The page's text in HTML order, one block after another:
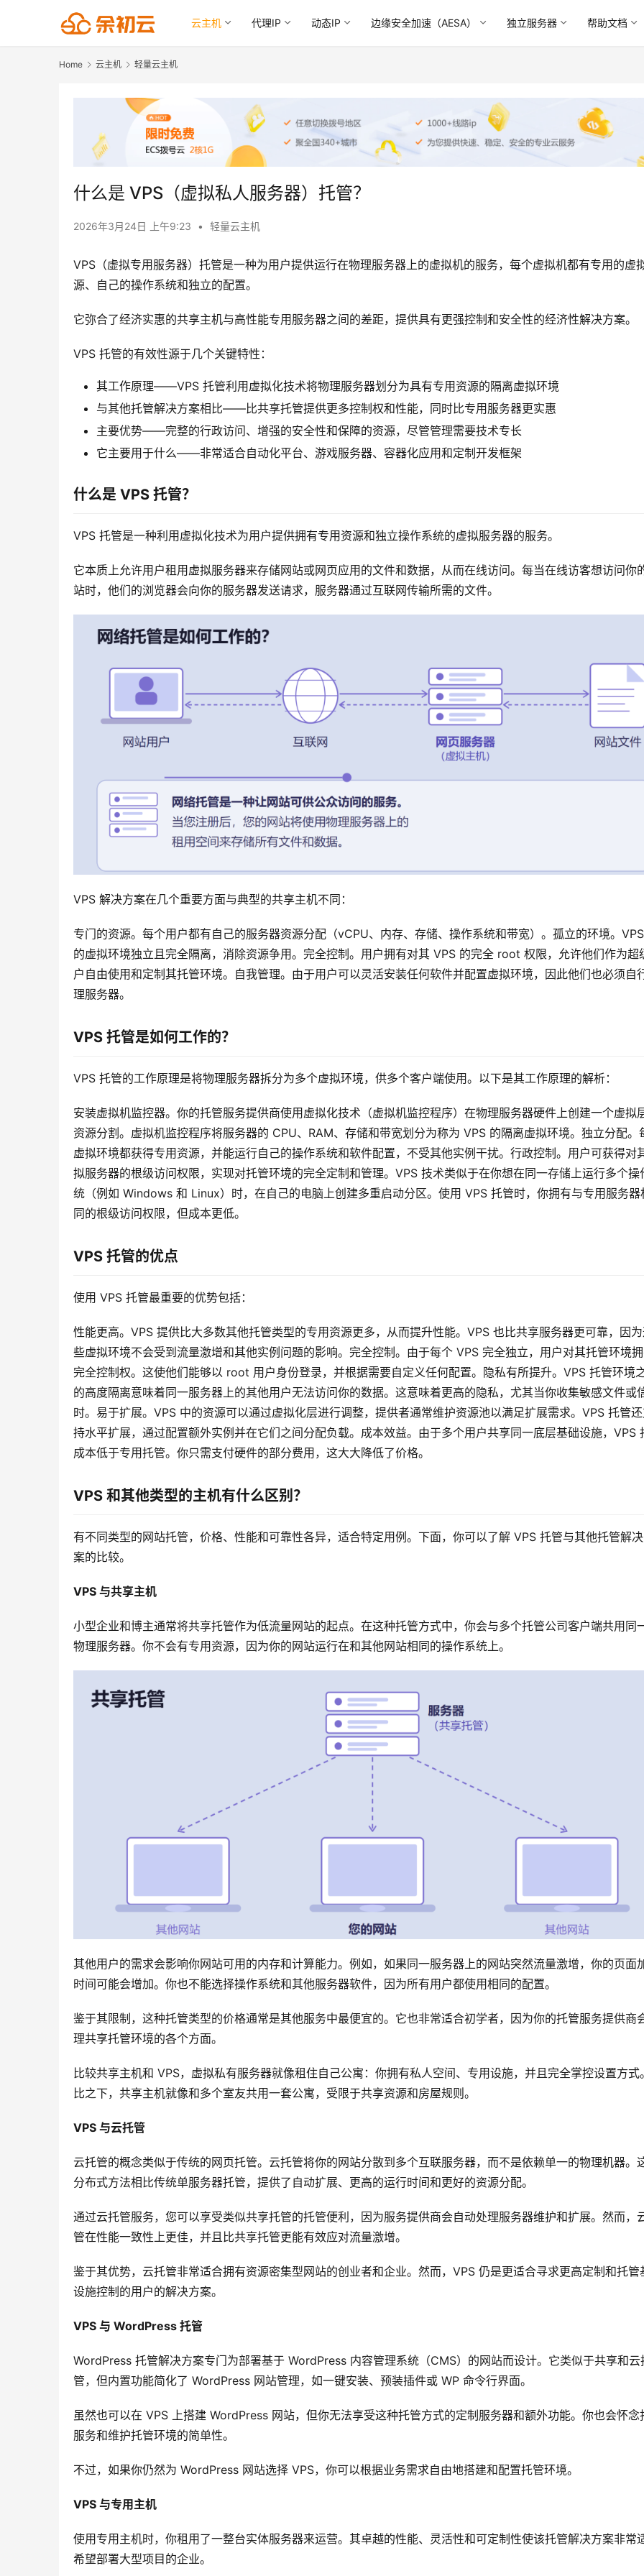
云主机 代理IP 动态IP 边缘安全加速（AESA） 独立服务器 帮助文档
Home 云主机 轻量云主机
什么是 VPS（虚拟私人服务器）托管？
2026年3月24日 上午9:23 • 轻量云主机
VPS（虚拟专用服务器）托管是一种为用户提供运行在物理服务器上的虚拟机的服务，每个虚拟机都有专用的虚
源、自己的操作系统和独立的配置。
它弥合了经济实惠的共享主机与高性能专用服务器之间的差距，提供具有更强控制和安全性的经济性解决方案。
VPS 托管的有效性源于几个关键特性：
其工作原理——VPS 托管利用虚拟化技术将物理服务器划分为具有专用资源的隔离虚拟环境
与其他托管解决方案相比——比共享托管提供更多控制权和性能，同时比专用服务器更实惠
主要优势——完整的行政访问、增强的安全性和保障的资源，尽管管理需要技术专长
它主要用于什么——非常适合自动化平台、游戏服务器、容器化应用和定制开发框架
什么是 VPS 托管？
VPS 托管是一种利用虚拟化技术为用户提供拥有专用资源和独立操作系统的虚拟服务器的服务。
它本质上允许用户租用虚拟服务器来存储网站或网页应用的文件和数据，从而在线访问。每当在线访客想访问你
站时，他们的浏览器会向你的服务器发送请求，服务器通过互联网传输所需的文件。
VPS 解决方案在几个重要方面与典型的共享主机不同：
专门的资源。每个用户都有自己的服务器资源分配（vCPU、内存、存储、操作系统和带宽）。孤立的环境。
的虚拟环境独立且完全隔离，消除资源争用。完全控制。用户拥有对其 VPS 的完全 root 权限，允许他们作为超
户自由使用和定制其托管环境。自我管理。由于用户可以灵活安装任何软件并配置虚拟环境，因此他们也必须自
理服务器。
VPS 托管是如何工作的？
VPS 托管的工作原理是将物理服务器拆分为多个虚拟环境，供多个客户端使用。以下是其工作原理的解析：
安装虚拟机监控器。你的托管服务提供商使用虚拟化技术（虚拟机监控程序）在物理服务器硬件上创建一个虚拟
资源分割。虚拟机监控程序将服务器的 CPU、RAM、存储和带宽划分为称为 VPS 的隔离虚拟环境。独立分配。
虚拟环境都获得专用资源，并能运行自己的操作系统和软件配置，不受其他实例干扰。行政控制。用户可获得对
拟服务器的根级访问权限，实现对托管环境的完全定制和管理。VPS 技术类似于在你想在同一存储上运行多个操
统（例如 Windows 和 Linux）时，在自己的电脑上创建多重启动分区。使用 VPS 托管时，你拥有与专用服务器
同的根级访问权限，但成本更低。
VPS 托管的优点
使用 VPS 托管最重要的优势包括：
性能更高。VPS 提供比大多数其他托管类型的专用资源更多，从而提升性能。VPS 也比共享服务器更可靠，因
些虚拟环境不会受到流量激增和其他实例问题的影响。完全控制。由于每个 VPS 完全独立，用户对其托管环境
完全控制权。这使他们能够以 root 用户身份登录，并根据需要自定义任何配置。隐私有所提升。VPS 托管环境
的高度隔离意味着同一服务器上的其他用户无法访问你的数据。这意味着更高的隐私，尤其当你收集敏感文件或
时。易于扩展。VPS 中的资源可以通过虚拟化层进行调整，提供者通常维护资源池以满足扩展需求。VPS 托管
持水平扩展，通过配置额外实例并在它们之间分配负载。成本效益。由于多个用户共享同一底层基础设施，VPS
成本低于专用托管。你只需支付硬件的部分费用，这大大降低了价格。
VPS 和其他类型的主机有什么区别？
有不同类型的网站托管，价格、性能和可靠性各异，适合特定用例。下面，你可以了解 VPS 托管与其他托管解
案的比较。
VPS 与共享主机
小型企业和博主通常将共享托管作为低流量网站的起点。在这种托管方式中，你会与多个托管公司客户端共用同
物理服务器。你不会有专用资源，因为你的网站运行在和其他网站相同的操作系统上。
其他用户的需求会影响你网站可用的内存和计算能力。例如，如果同一服务器上的网站突然流量激增，你的页面
时间可能会增加。你也不能选择操作系统和其他服务器软件，因为所有用户都使用相同的配置。
鉴于其限制，这种托管类型的价格通常是其他服务中最便宜的。它也非常适合初学者，因为你的托管服务提供商
理共享托管环境的各个方面。
比较共享主机和 VPS，虚拟私有服务器就像租住自己公寓：你拥有私人空间、专用设施，并且完全掌控设置方式
比之下，共享主机就像和多个室友共用一套公寓，受限于共享资源和房屋规则。
VPS 与云托管
云托管的概念类似于传统的网页托管。云托管将你的网站分散到多个互联服务器，而不是依赖单一的物理机器。
分布式方法相比传统单服务器托管，提供了自动扩展、更高的运行时间和更好的资源分配。
通过云托管服务，您可以享受类似共享托管的托管便利，因为服务提供商会自动处理服务器维护和扩展。然而，
管在性能一致性上更佳，并且比共享托管更能有效应对流量激增。
鉴于其优势，云托管非常适合拥有资源密集型网站的创业者和企业。然而，VPS 仍是更适合寻求更高定制和托管
设施控制的用户的解决方案。
VPS 与 WordPress 托管
WordPress 托管解决方案专门为部署基于 WordPress 内容管理系统（CMS）的网站而设计。它类似于共享和云
管，但内置功能简化了 WordPress 网站管理，如一键安装、预装插件或 WP 命令行界面。
虽然也可以在 VPS 上搭建 WordPress 网站，但你无法享受这种托管方式的定制服务器和额外功能。你也会怀念
服务和维护托管环境的简单性。
不过，如果你仍然为 WordPress 网站选择 VPS，你可以根据业务需求自由地搭建和配置托管环境。
VPS 与专用主机
使用专用主机时，你租用了一整台实体服务器来运营。其卓越的性能、灵活性和可定制性使该托管解决方案非常
希望部署大型项目的企业。